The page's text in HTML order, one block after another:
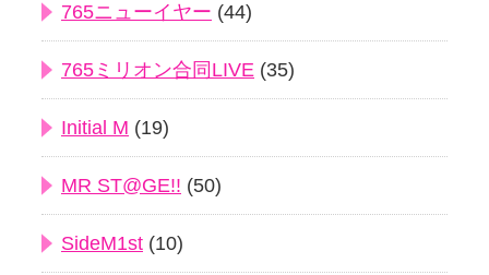
765ニューイヤー (44)
765ミリオン合同LIVE (35)
Initial M (19)
MR ST@GE!! (50)
SideM1st (10)